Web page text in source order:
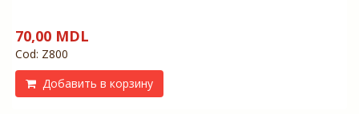
70,00 MDL
Cod: Z800
Добавить в корзину